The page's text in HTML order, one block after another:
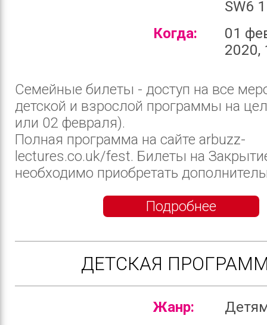
SW6
Когда:
01
2020,
Семейные билеты - доступ на все
детской и взрослой программы на
или 02 февраля).
Полная программа на сайте arbuzz-
lectures.co.uk/fest. Билеты на
необходимо приобретать
Подробнее
ДЕТСКАЯ
Жанр: